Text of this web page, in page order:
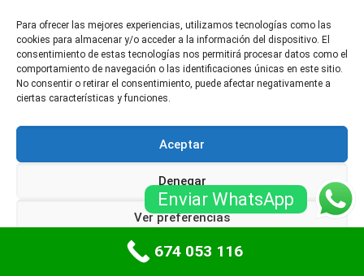
Para ofrecer las mejores experiencias, utilizamos tecnologías como las
cookies para almacenar y/o acceder a la información del dispositivo. El
consentimiento de estas tecnologías nos permitirá procesar datos como el
comportamiento de navegación o las identificaciones únicas en este sitio.
No consentir o retirar el consentimiento, puede afectar negativamente a
ciertas características y funciones.
Aceptar
Denegar
Ver preferencias
Política de cookiesPolíticas de privacidad
Las puertas de garaje automáticas han evolucionado
para convertirse en una parte esencial de la vida
moderna, ofreciendo comodidad, seguridad y
eficiencia energética. Sin embargo, como cualquier
sistema mecánico, requieren un mantenimiento
importancia de estas puertas, los propietarios
pueden tomar decisiones informadas sobre su
instalación y mantenimiento, asegurando así un
funcionamiento óptimo.
Es crucial estar al tanto de las innovaciones
tecnológicas que mejoran la funcionalidad y la
seguridad de las puertas de garaje. Desde sistemas
Enviar WhatsApp
674 053 116